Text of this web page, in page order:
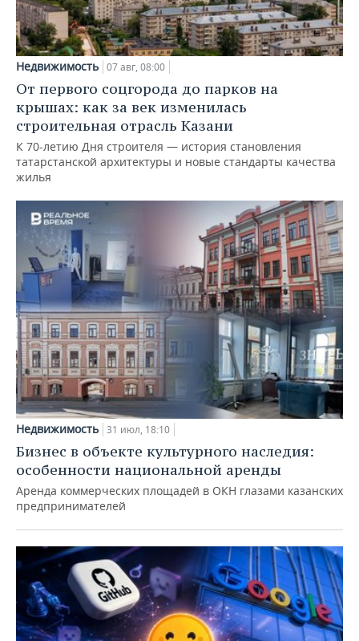
Недвижимость 07 авг, 08:00
От первого соцгорода до парков на
крышах: как за век изменилась
строительная отрасль Казани
К 70-летию Дня строителя — история становления
татарстанской архитектуры и новые стандарты качества
жилья
Недвижимость 31 июл, 18:10
Бизнес в объекте культурного наследия:
особенности национальной аренды
Аренда коммерческих площадей в ОКН глазами казанских
предпринимателей